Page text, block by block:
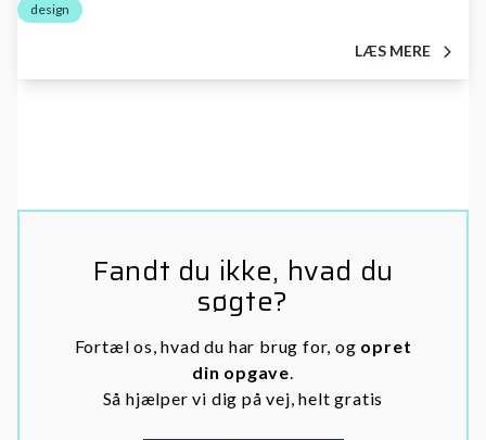
design
LÆS MERE
Fandt du ikke, hvad du
søgte?
Fortæl os, hvad du har brug for, og opret
din opgave.
Så hjælper vi dig på vej, helt gratis